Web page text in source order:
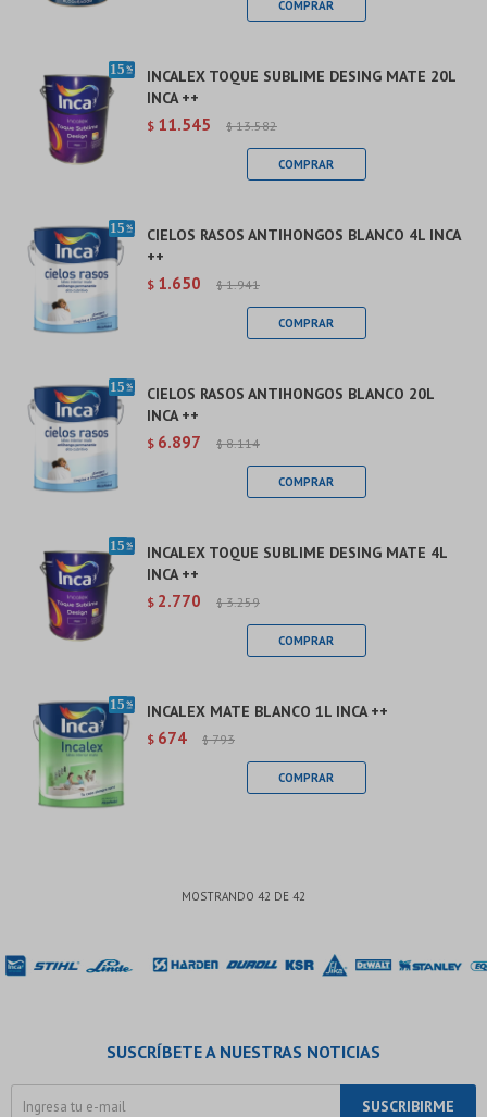
INCALEX TOQUE SUBLIME DESING MATE 20L
INCA ++
$ 11.545 $ 13.582
CIELOS RASOS ANTIHONGOS BLANCO 4L INCA
++
$ 1.650 $ 1.941
CIELOS RASOS ANTIHONGOS BLANCO 20L
INCA ++
$ 6.897 $ 8.114
INCALEX TOQUE SUBLIME DESING MATE 4L
INCA ++
$ 2.770 $ 3.259
INCALEX MATE BLANCO 1L INCA ++
$ 674 $ 793
MOSTRANDO 42 DE 42
SUSCRÍBETE A NUESTRAS NOTICIAS
SUSCRIBIRME